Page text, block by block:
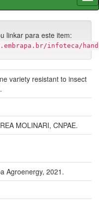
linkar para este item:
infoteca/
variety resistant to insect
MOLINARI, CNPAE.
Agroenergy, 2021.